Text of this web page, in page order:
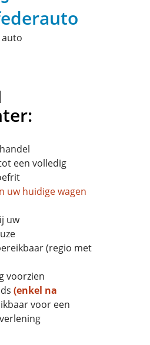
een volledig
uw huidige wagen
uw
(regio met
voorzien
(enkel na
voor een